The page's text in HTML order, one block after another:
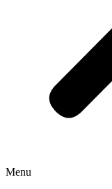
Menu